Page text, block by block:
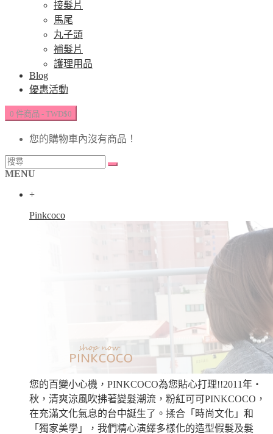
接髮片
馬尾
丸子頭
補髮片
護理用品
Blog
優惠活動
0 件商品 - TWD$0
您的購物車內沒有商品！
MENU
+
Pinkcoco
您的百變小心機，PINKCOCO為您貼心打理!!2011年‧
秋，清爽涼風吹拂著變髮潮流，粉紅可可PINKCOCO，
在充滿文化氣息的台中誕生了。揉合「時尚文化」和
「獨家美學」，我們精心演繹多樣化的造型假髮及髮